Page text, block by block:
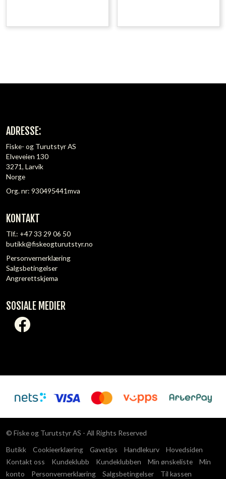
ADRESSE:
Fiske- og Turutstyr AS
Elveveien 130
3271, Larvik
Norge
Org. nr: 930495441mva
KONTAKT
Tlf.: +47 33 29 06 50
butikk@fiskeogturutstyr.no
Personvernerklæring
Salgsbetingelser
Angrerettskjema
SOSIALE MEDIER
© Fiske og Turutstyr AS - All Rights Reserved
Butikk
Cookieerklæring Gavetips Handlekurv
Hovedsiden
Kontakt oss
Kundeklubb Kundeklubben Min ønskeliste
Min
konto
Personvernerklæring Salgsbetingelser Til kassen